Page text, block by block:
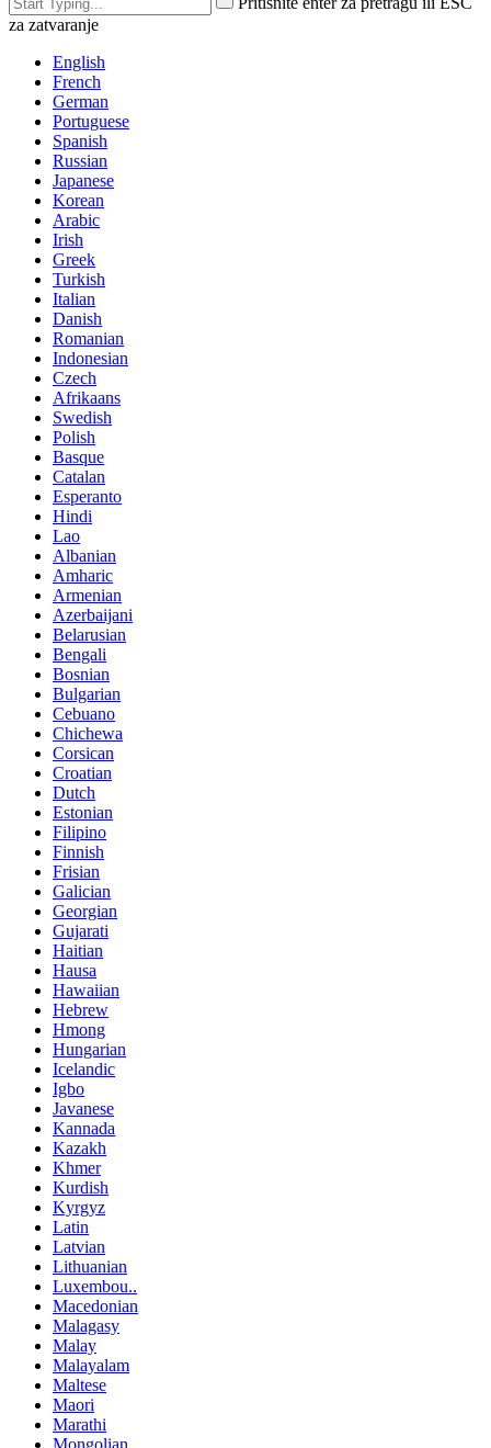
za zatvaranje
English
French
German
Portuguese
Spanish
Russian
Japanese
Korean
Arabic
Irish
Greek
Turkish
Italian
Danish
Romanian
Indonesian
Czech
Afrikaans
Swedish
Polish
Basque
Catalan
Esperanto
Hindi
Lao
Albanian
Amharic
Armenian
Azerbaijani
Belarusian
Bengali
Bosnian
Bulgarian
Cebuano
Chichewa
Corsican
Croatian
Dutch
Estonian
Filipino
Finnish
Frisian
Galician
Georgian
Gujarati
Haitian
Hausa
Hawaiian
Hebrew
Hmong
Hungarian
Icelandic
Igbo
Javanese
Kannada
Kazakh
Khmer
Kurdish
Kyrgyz
Latin
Latvian
Lithuanian
Luxembou..
Macedonian
Malagasy
Malay
Malayalam
Maltese
Maori
Marathi
Mongolian